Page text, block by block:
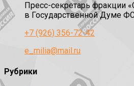
Пресс-секретарь фракции
в Государственной Думе
+7 (926) 356-72-42
e_milia@mail.ru
Рубрики